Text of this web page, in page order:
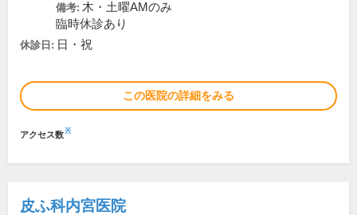
備考: 木・土曜AMのみ
臨時休診あり
休診日: 日・祝
この医院の詳細をみる
アクセス数※
皮ふ科内宮医院